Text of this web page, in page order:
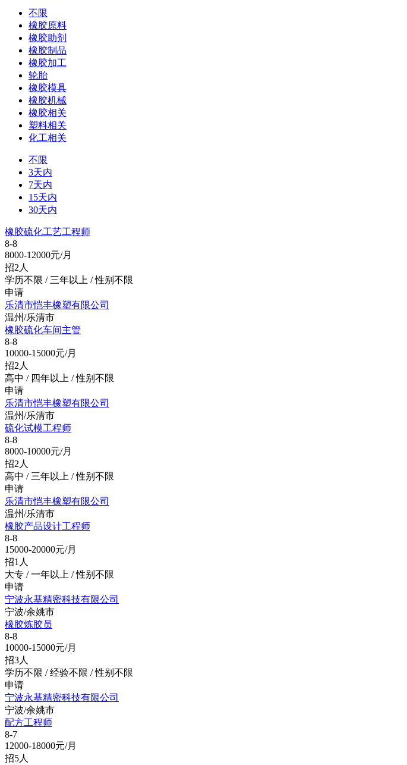
不限
橡胶原料
橡胶助剂
橡胶制品
橡胶加工
轮胎
橡胶模具
橡胶机械
橡胶相关
塑料相关
化工相关
不限
3天内
7天内
15天内
30天内
橡胶硫化工艺工程师
8-8
8000-12000元/月
招2人
学历不限 / 三年以上 / 性别不限
申请
乐清市恺丰橡塑有限公司
温州/乐清市
橡胶硫化车间主管
8-8
10000-15000元/月
招2人
高中 / 四年以上 / 性别不限
申请
乐清市恺丰橡塑有限公司
温州/乐清市
硫化试模工程师
8-8
8000-10000元/月
招2人
高中 / 三年以上 / 性别不限
申请
乐清市恺丰橡塑有限公司
温州/乐清市
橡胶产品设计工程师
8-8
15000-20000元/月
招1人
大专 / 一年以上 / 性别不限
申请
宁波永基精密科技有限公司
宁波/余姚市
橡胶炼胶员
8-8
10000-15000元/月
招3人
学历不限 / 经验不限 / 性别不限
申请
宁波永基精密科技有限公司
宁波/余姚市
配方工程师
8-7
12000-18000元/月
招5人